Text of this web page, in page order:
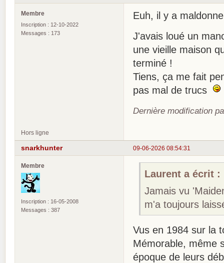
Membre
Inscription : 12-10-2022
Messages : 173
Euh, il y a
J'avais loué un
une vieille maison
terminé !
Tiens, ça me fait
pas mal de trucs
Dernière modification
Hors ligne
09-06-2026 08:54:31
snarkhunter
Membre
Inscription : 16-05-2008
Messages : 387
Laurent a écrit :
Jamais vu
m'a toujours
Vus en 1984 sur la
Mémorable, même
époque de leurs